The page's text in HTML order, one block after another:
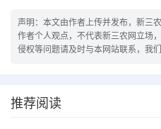
声明：本文由作者上传并发布，新三
作者个人观点，不代表新三农网立场
侵权等问题请及时与本网站联系，我
推荐阅读